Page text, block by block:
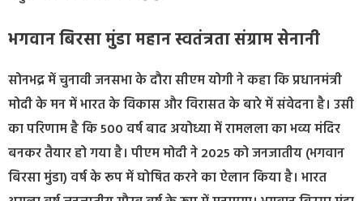
भगवान बिरसा मुंडा महान स्वतंत्रता संग्राम सेनानी
सोनभद्र में चुनावी जनसभा के दौरा सीएम योगी ने कहा कि प्रधानमंत्री
मोदी के मन में भारत के विकास और विरासत के बारे में संवेदना है। उसी
का परिणाम है कि 500 वर्ष बाद अयोध्या में रामलला का भव्य मंदिर
बनकर तैयार हो गया है। पीएम मोदी ने 2025 को जनजातीय (भगवान
बिरसा मुंडा) वर्ष के रूप में घोषित करने का ऐलान किया है। भारत